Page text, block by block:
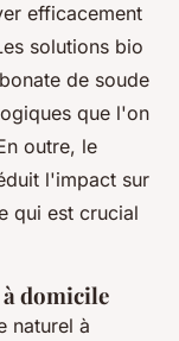
efficacement
solutions bio
de soude
que l'on
outre, le
l'impact sur
qui est crucial
domicile
naturel à